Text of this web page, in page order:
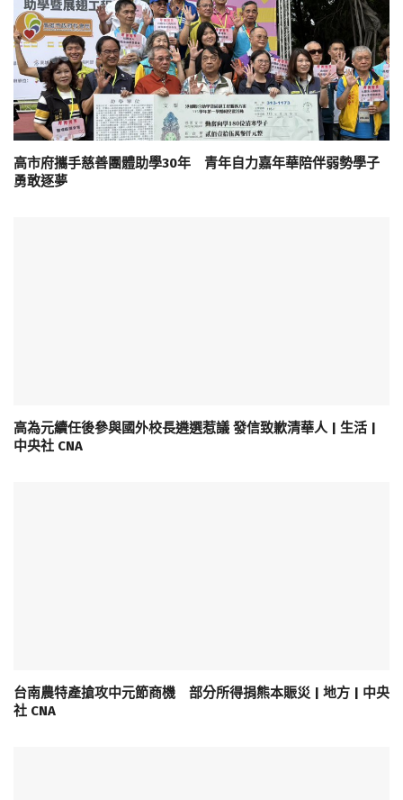
高市府攜手慈善團體助學30年 青年自力嘉年華陪伴弱勢學子
勇敢逐夢
高為元續任後參與國外校長遴選惹議 發信致歉清華人 | 生活 |
中央社 CNA
台南農特產搶攻中元節商機 部分所得捐熊本賑災 | 地方 | 中央
社 CNA